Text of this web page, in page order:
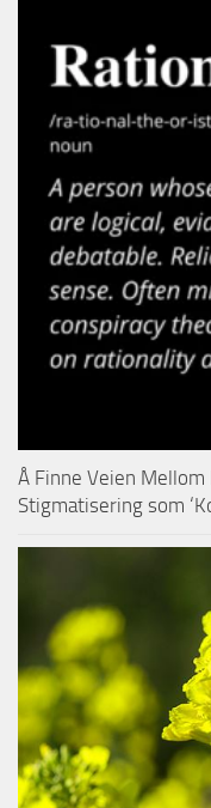
Å Finne Veien
Stigmatisering som